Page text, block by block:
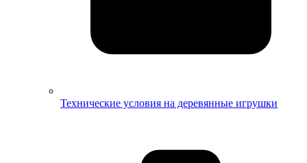
Технические условия на деревянные игрушки